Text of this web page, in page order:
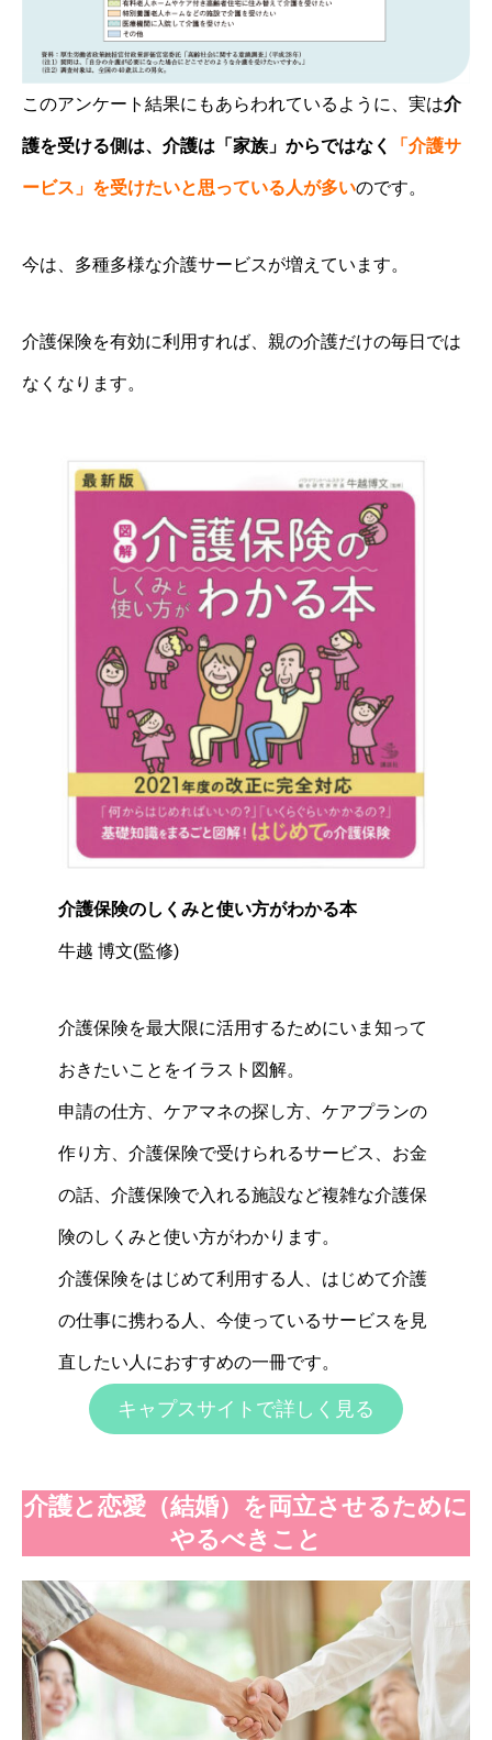
このアンケート結果にもあらわれているように、実は介
護を受ける側は、介護は「家族」からではなく 「介護サ
ービス」を受けたいと思っている人が多いのです。
今は、多種多様な介護サービスが増えています。
介護保険を有効に利用すれば、親の介護だけの毎日では
なくなります。
介護保険のしくみと使い方がわかる本
牛越 博文(監修)
介護保険を最大限に活用するためにいま知って
おきたいことをイラスト図解。
申請の仕方、ケアマネの探し方、ケアプランの
作り方、介護保険で受けられるサービス、お金
の話、介護保険で入れる施設など複雑な介護保
険のしくみと使い方がわかります。
介護保険をはじめて利用する人、はじめて介護
の仕事に携わる人、今使っているサービスを見
直したい人におすすめの一冊です。
キャプスサイトで詳しく見る
介護と恋愛（結婚）を両立させるために
やるべきこと